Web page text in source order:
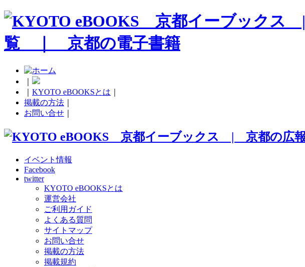
KYOTO eBOOKSとは
掲載の方法
お問い合せ
イベント情報
Facebook
twitter
KYOTO eBOOKSとは
運営会社
ご利用ガイド
よくある質問
サイトマップ
お問い合せ
掲載の方法
掲載規約